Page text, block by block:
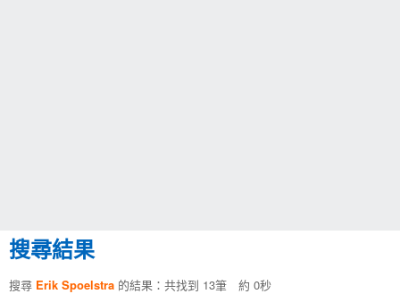
搜尋結果
搜尋 Erik Spoelstra 的結果：共找到 13筆 約 0秒